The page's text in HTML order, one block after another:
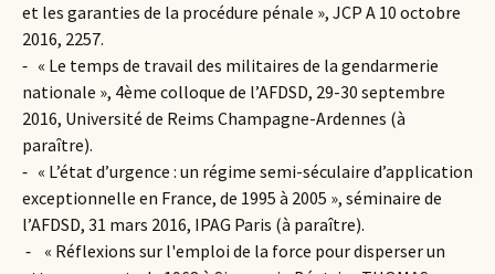
et les garanties de la procédure pénale », JCP A 10 octobre
2016, 2257.
⁃ « Le temps de travail des militaires de la gendarmerie
nationale », 4ème colloque de l’AFDSD, 29-30 septembre
2016, Université de Reims Champagne-Ardennes (à
paraître).
⁃ « L’état d’urgence : un régime semi-séculaire d’application
exceptionnelle en France, de 1995 à 2005 », séminaire de
l’AFDSD, 31 mars 2016, IPAG Paris (à paraître).
⁃ « Réflexions sur l'emploi de la force pour disperser un